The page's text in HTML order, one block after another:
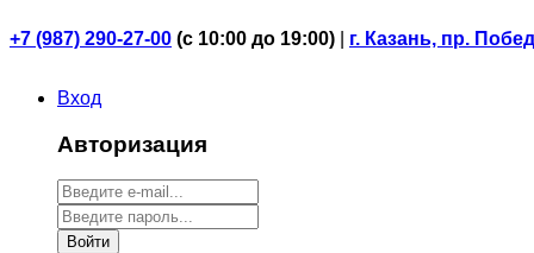
+7 (987) 290-27-00 (с 10:00 до 19:00) г. Казань, пр.
Вход
Авторизация
Войти